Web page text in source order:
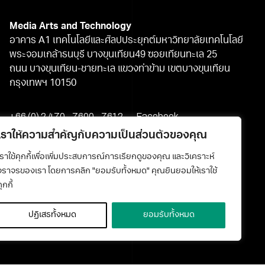
ราให้ความสำคัญกับความเป็นส่วนตัวของคุณ
ราใช้คุกกี้เพื่อเพิ่มประสบการณ์การเรียกดูของคุณ และวิเคราะห์
ราจรของเรา โดยการคลิก "ยอมรับทั้งหมด" คุณยินยอมให้เราใช้
กกี้
ปฏิเสธทั้งหมด ยอมรับทั้งหมด
Media Arts and Technology
อาคาร A1 เทคโนโลยีและศิลปประยุกต์มหาวิทยาลัยเทคโนโลยี
พระจอมเกล้าธนบุรี บางขุนเทียน49 ซอยเทียนทะเล 25
ถนน บางขุนเทียน-ชายทะเล แขวงท่าข้าม เขตบางขุนเทียน
กรุงเทพฯ 10150
+66 (0) 2 470 - 7600 - 7612
media@kmutt.ac.th
Facebook
Youtube